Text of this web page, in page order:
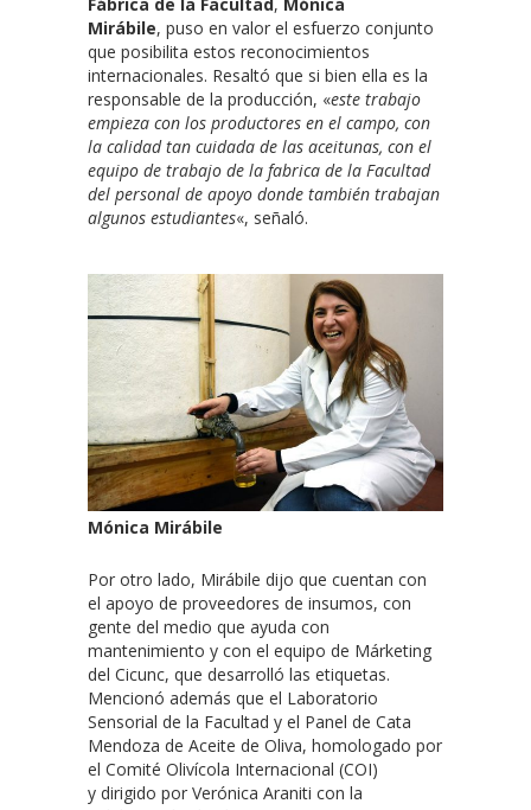
Mirábile, puso en valor el esfuerzo conjunto
que posibilita estos reconocimientos
internacionales. Resaltó que si bien ella es la
responsable de la producción, «este trabajo
empieza con los productores en el campo, con
la calidad tan cuidada de las aceitunas, con el
equipo de trabajo de la fabrica de la Facultad
del personal de apoyo donde también trabajan
algunos estudiantes«, señaló.
Mónica Mirábile
Por otro lado, Mirábile dijo que cuentan con
el apoyo de proveedores de insumos, con
gente del medio que ayuda con
mantenimiento y con el equipo de Márketing
del Cicunc, que desarrolló las etiquetas.
Mencionó además que el Laboratorio
Sensorial de la Facultad y el Panel de Cata
Mendoza de Aceite de Oliva, homologado por
el Comité Olivícola Internacional (COI)
y dirigido por Verónica Araniti con la